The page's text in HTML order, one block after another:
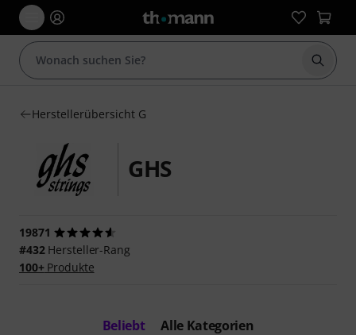
Suche
Herstellerübersicht G
GHS
19871
#432Hersteller-Rang
100+Produkte
Beliebt Alle Kategorien